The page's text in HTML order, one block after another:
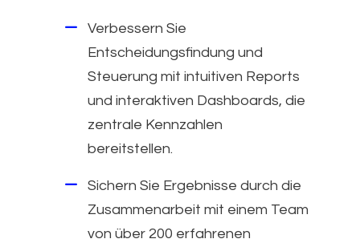
Verbessern Sie
Entscheidungsfindung und
Steuerung mit intuitiven Reports
und interaktiven Dashboards, die
zentrale Kennzahlen
bereitstellen.
Sichern Sie Ergebnisse durch die
Zusammenarbeit mit einem Team
von über 200 erfahrenen